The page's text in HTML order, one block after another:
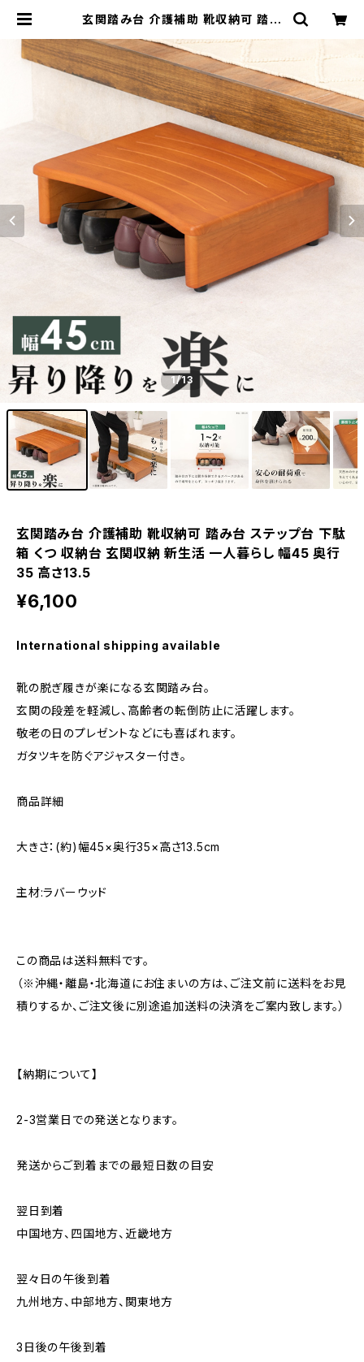
玄関踏み台 介護補助 靴収納可 踏み
関収納 新生活 一人暮らし 幅45 奥行
35 高さ13.5 | 家具テイスト
1/13
玄関踏み台 介護補助 靴収納可 踏み台 ステップ台 下駄
箱 くつ 収納台 玄関収納 新生活 一人暮らし 幅45 奥行
35 高さ13.5
¥6,100
International shipping available
靴の脱ぎ履きが楽になる玄関踏み台。
玄関の段差を軽減し、高齢者の転倒防止に活躍します。
敬老の日のプレゼントなどにも喜ばれます。
ガタツキを防ぐアジャスター付き。
商品詳細
大きさ：(約)幅45×奥行35×高さ13.5cm
主材:ラバーウッド
この商品は送料無料です。
（※沖縄・離島・北海道にお住まいの方は、ご注文前に送料をお見
積りするか、ご注文後に別途追加送料の決済をご案内致します。）
【納期について】
2-3営業日での発送となります。
発送からご到着までの最短日数の目安
翌日到着
中国地方、四国地方、近畿地方
翌々日の午後到着
九州地方、中部地方、関東地方
3日後の午後到着